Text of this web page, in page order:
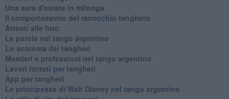
Una sera d'estate in milonga
Il comportamento del ranocchio tanghero
Attenti alle foto
Le parole nel tango argentino
Lo scotoma dei tangheri
Mestieri e professioni nel tango argentino
Lavori forzati per tangheri
App per tangheri
Le principesse di Walt Disney nel tango argentino